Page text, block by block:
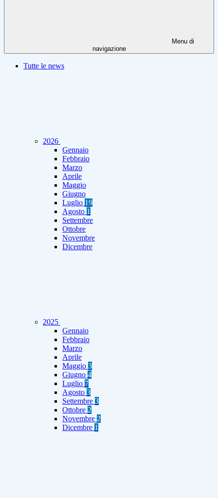
Menu di
navigazione
Tutte le news
2026
Gennaio
Febbraio
Marzo
Aprile
Maggio
Giugno
Luglio 19
Agosto 1
Settembre
Ottobre
Novembre
Dicembre
2025
Gennaio
Febbraio
Marzo
Aprile
Maggio 3
Giugno 4
Luglio 7
Agosto 3
Settembre 3
Ottobre 2
Novembre 2
Dicembre 1